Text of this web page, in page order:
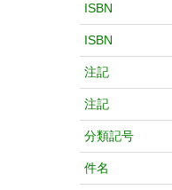
ISBN
ISBN
注記
注記
分類記号
件名